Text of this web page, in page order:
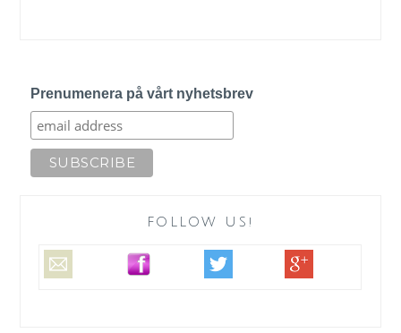
Prenumenera på vårt nyhetsbrev
FOLLOW US!